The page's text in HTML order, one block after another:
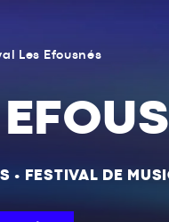
Les Efousnés
• FESTIVAL DE